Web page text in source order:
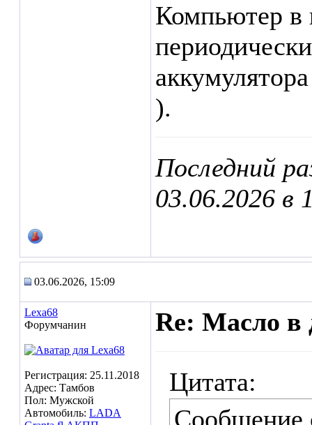
Компьютер в
).
Последний
03.06.2026 в
03.06.2026, 15:09
Lexa68
Форумчанин
Регистрация: 25.11.2018
Адрес: Тамбов
Пол: Мужской
Автомобиль: LADA
Re: Масло в
Цитата:
Сообщение